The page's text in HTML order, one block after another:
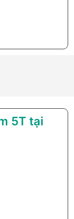
5T tại